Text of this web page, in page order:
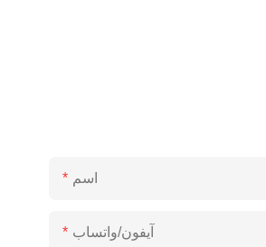
اسم
آيفون/واتساب